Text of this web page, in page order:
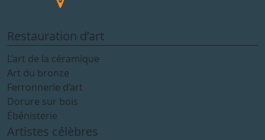
Restauration d’art
L’art de la céramique
Art du bronze
Ferronnerie d’art
Dorure sur bois
Ébénisterie
Artistes célèbres